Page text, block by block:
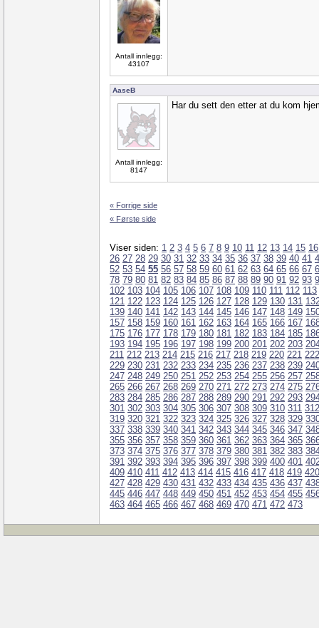
Antall innlegg:
43107
AaseB
Antall innlegg:
8147
Har du sett den etter at du kom
« Forrige side
« Første side
Viser siden: 1 2 3 4 5 6 7 8 9 10 11 12 13 14 15 16
26 27 28 29 30 31 32 33 34 35 36 37 38 39 40 41
52 53 54 55 56 57 58 59 60 61 62 63 64 65 66 67
78 79 80 81 82 83 84 85 86 87 88 89 90 91 92 93
102 103 104 105 106 107 108 109 110 111 112 113
121 122 123 124 125 126 127 128 129 130 131
139 140 141 142 143 144 145 146 147 148 149
157 158 159 160 161 162 163 164 165 166 167
175 176 177 178 179 180 181 182 183 184 185
193 194 195 196 197 198 199 200 201 202 203
211 212 213 214 215 216 217 218 219 220 221 222
229 230 231 232 233 234 235 236 237 238 239
247 248 249 250 251 252 253 254 255 256 257
265 266 267 268 269 270 271 272 273 274 275
283 284 285 286 287 288 289 290 291 292 293
301 302 303 304 305 306 307 308 309 310 311 312
319 320 321 322 323 324 325 326 327 328 329
337 338 339 340 341 342 343 344 345 346 347
355 356 357 358 359 360 361 362 363 364 365
373 374 375 376 377 378 379 380 381 382 383
391 392 393 394 395 396 397 398 399 400 401
409 410 411 412 413 414 415 416 417 418 419 420
427 428 429 430 431 432 433 434 435 436 437
445 446 447 448 449 450 451 452 453 454 455
463 464 465 466 467 468 469 470 471 472 473